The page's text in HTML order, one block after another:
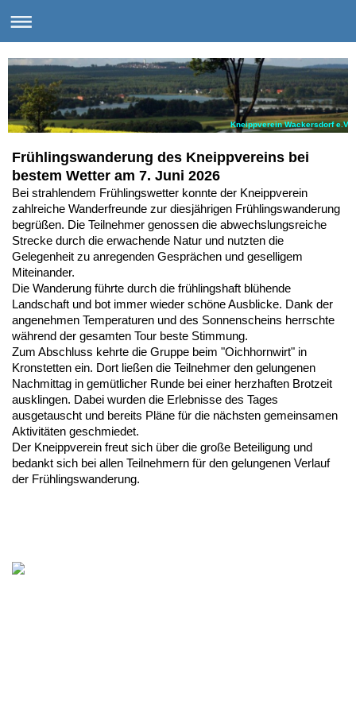
Kneippverein Wackersdorf e.V.
Frühlingswanderung des Kneippvereins bei
bestem Wetter am 7. Juni 2026
Bei strahlendem Frühlingswetter konnte der Kneippverein
zahlreiche Wanderfreunde zur diesjährigen Frühlingswanderung
begrüßen. Die Teilnehmer genossen die abwechslungsreiche
Strecke durch die erwachende Natur und nutzten die
Gelegenheit zu anregenden Gesprächen und geselligem
Miteinander.
Die Wanderung führte durch die frühlingshaft blühende
Landschaft und bot immer wieder schöne Ausblicke. Dank der
angenehmen Temperaturen und des Sonnenscheins herrschte
während der gesamten Tour beste Stimmung.
Zum Abschluss kehrte die Gruppe beim "Oichhornwirt" in
Kronstetten ein. Dort ließen die Teilnehmer den gelungenen
Nachmittag in gemütlicher Runde bei einer herzhaften Brotzeit
ausklingen. Dabei wurden die Erlebnisse des Tages
ausgetauscht und bereits Pläne für die nächsten gemeinsamen
Aktivitäten geschmiedet.
Der Kneippverein freut sich über die große Beteiligung und
bedankt sich bei allen Teilnehmern für den gelungenen Verlauf
der Frühlingswanderung.